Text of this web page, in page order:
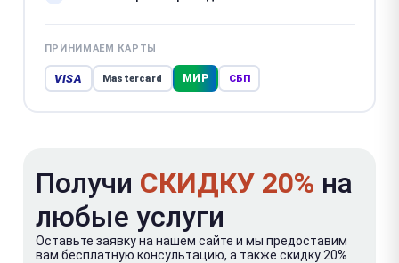
ПРИНИМАЕМ КАРТЫ
VISA Mastercard МИР СБП
Получи СКИДКУ 20% на
любые услуги
Оставьте заявку на нашем сайте и мы предоставим
вам бесплатную консультацию, а также скидку 20%